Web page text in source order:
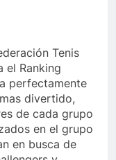
Tenis
el Ranking
perfectamente
divertido,
de cada grupo
en el grupo
en busca de